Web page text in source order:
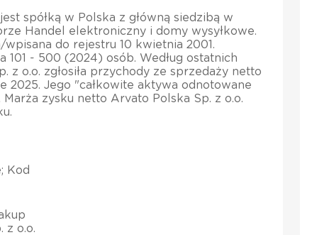
spółką w Polska z główną siedzibą w
Handel elektroniczny i domy wysyłkowe.
wpisana do rejestru 10 kwietnia 2001.
101 - 500 (2024) osób. Według ostatnich
z o.o. zgłosiła przychody ze sprzedaży netto
2025. Jego "całkowite aktywa odnotowane
Marża zysku netto Arvato Polska Sp. z o.o.
Kod
z o.o.